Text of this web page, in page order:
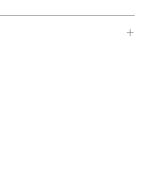
usw. sind nicht